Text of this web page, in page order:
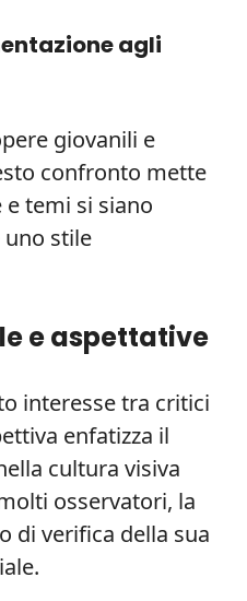
agli
giovanili e
confronto mette
temi si siano
uno stile
e aspettative
interesse tra critici
enfatizza il
cultura visiva
osservatori, la
di verifica della sua